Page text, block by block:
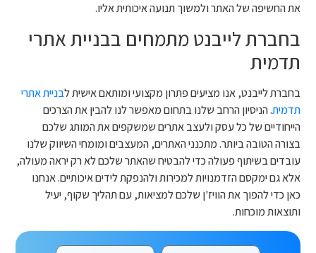
את החשיפה של האתר ולמשוך תנועה איכותית אליו.
בחברת לייבנט מתמחים בבניית אתרי
תדמית
בחברת לייבנט, אנו מציעים פתרון מקצועי ומותאם אישית לבניית אתרי
תדמית. הניסיון הרחב שלנו בתחום מאפשר לנו להבין את הצרכים
הייחודיים של כל עסק ולעצב אתרים שמשקפים את המותג שלכם
בצורה הטובה ביותר. מתכנני האתרים, המעצבים ומומחי השיווק שלנו
עובדים בשיתוף פעולה כדי להבטיח שהאתר שלכם לא רק יראה מעולה,
אלא גם ימקסם הזדמנויות למכירות ולהנפקת לידים איכותיים. אנחנו
כאן כדי להפוך את הוויז'ן שלכם למציאות, עם תהליך שקוף, יעיל
ותוצאות מוכחות.